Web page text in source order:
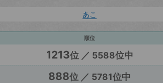
あこ
順位
1213位 ／ 5588位中
888位 ／ 5781位中